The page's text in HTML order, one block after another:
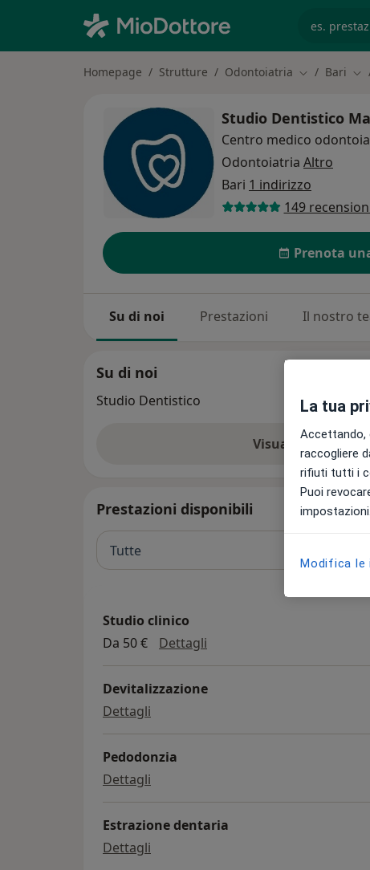
Homepage Strutture Odontoiatria Cambia città
Bari
Studio Dentistico
Centro medico
Odontoiatria Altro
Bari 1 indirizzo
149
Prenota
Su di noi Prestazioni Il nostro
Su di noi
Studio Dentistico
Visualizza altre
Prestazioni disponibili
Tutte
Studio clinico
Da 50 €
Dettagli
Devitalizzazione
Dettagli
Pedodonzia
Dettagli
Estrazione dentaria
Dettagli
La tua
Accettando,
raccogliere
rifiuti tutti i
Puoi
Modifica le